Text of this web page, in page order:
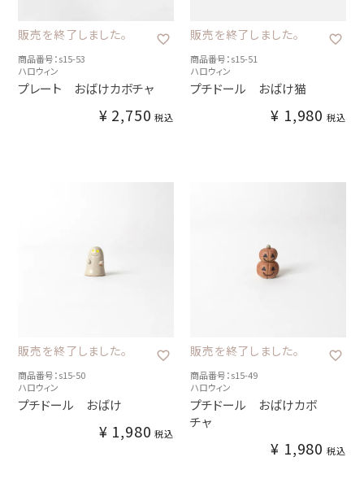
販売を終了しました。
商品番号：s15-53
ハロウィン
プレート おばけカボチャ
¥ 2,750 税込
販売を終了しました。
商品番号：s15-51
ハロウィン
プチドール おばけ猫
¥ 1,980 税込
販売を終了しました。
商品番号：s15-50
ハロウィン
プチドール おばけ
¥ 1,980 税込
販売を終了しました。
商品番号：s15-49
ハロウィン
プチドール おばけカボ
チャ
¥ 1,980 税込